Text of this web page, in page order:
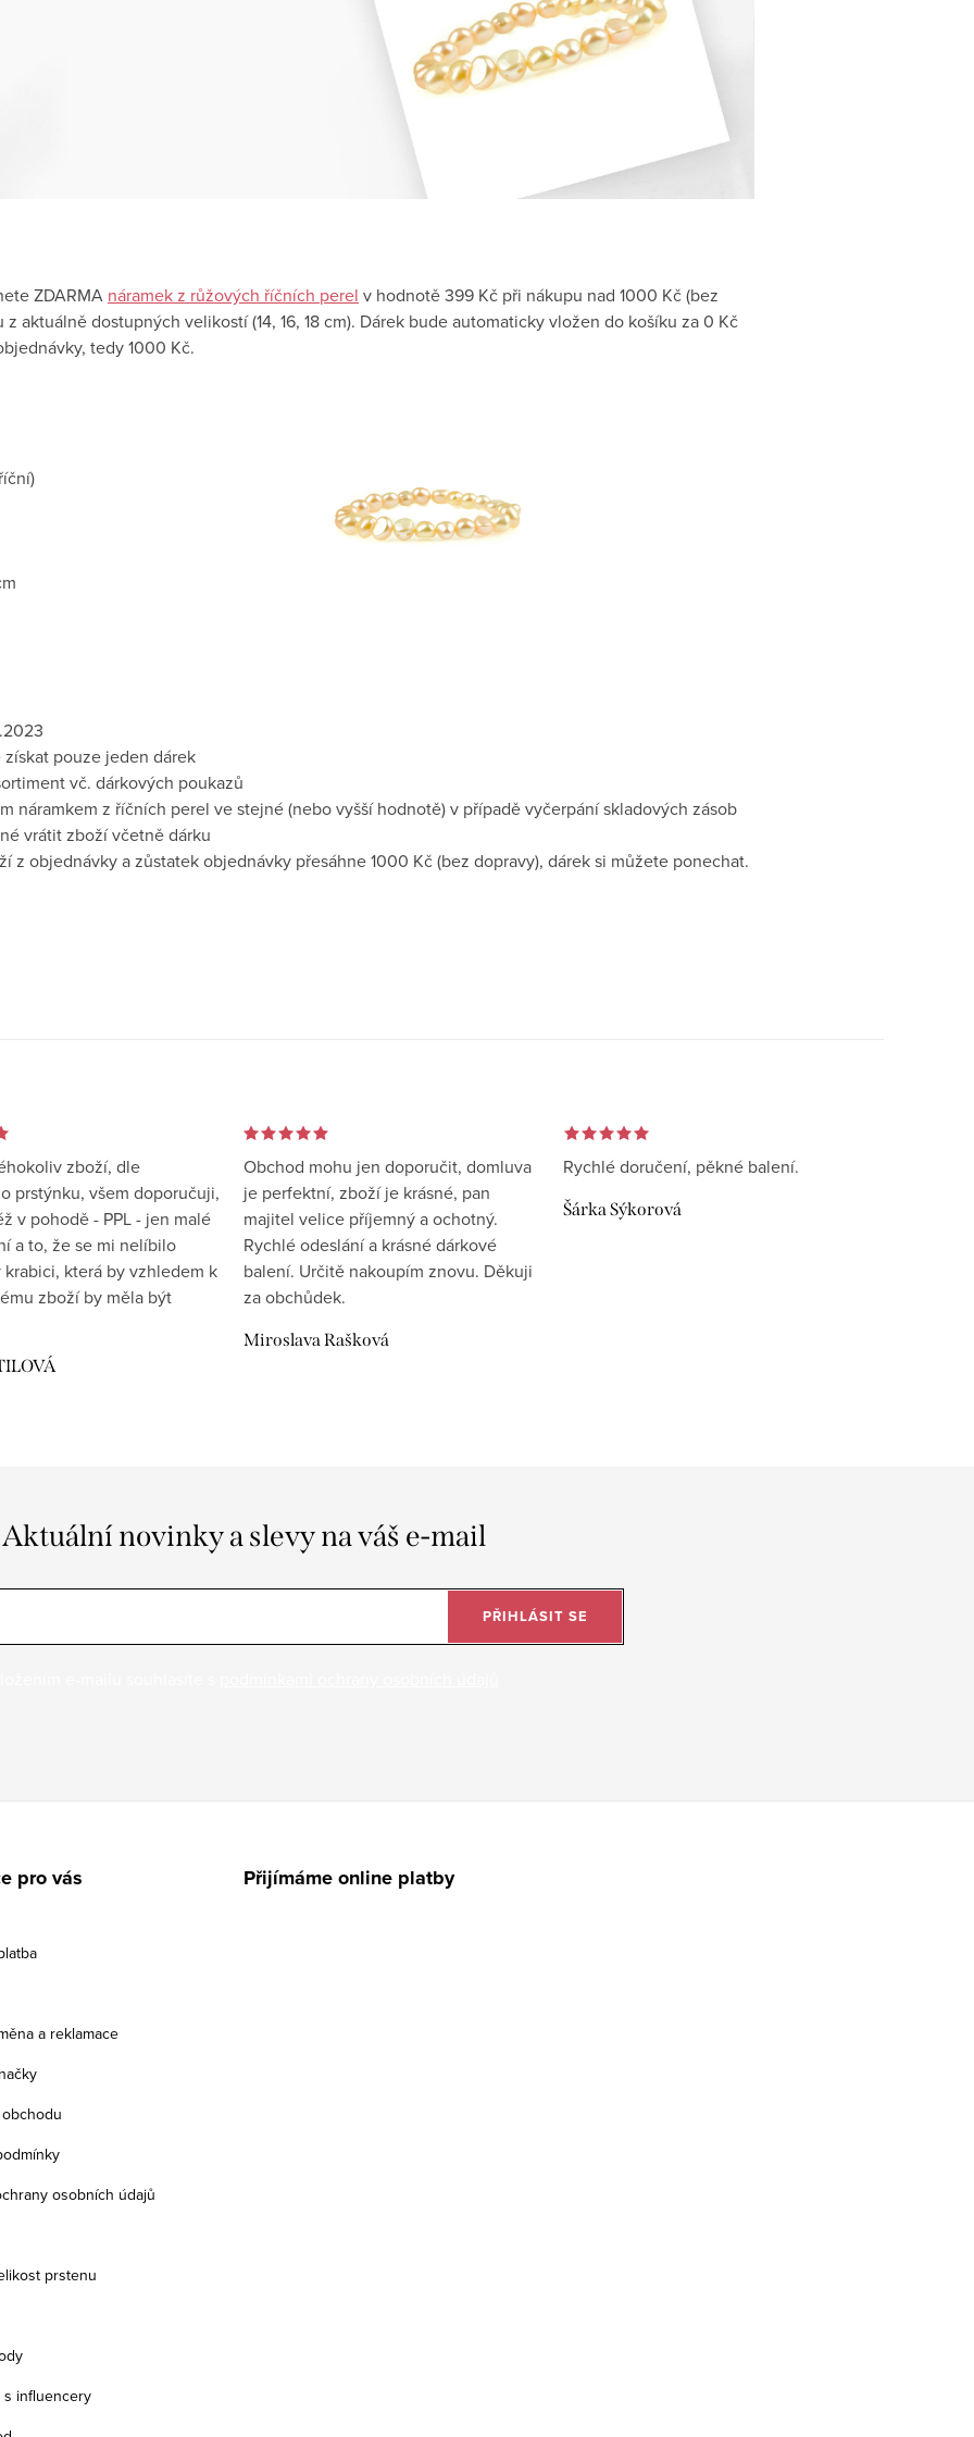
ZDARMA náramek z růžových říčních perel v hodnotě 399 Kč při nákupu nad 1000 Kč (bez
aktuálně dostupných velikostí (14, 16, 18 cm). Dárek bude automaticky vložen do košíku za 0 Kč
tedy 1000 Kč.
pouze jeden dárek
vč. dárkových poukazů
náramkem z říčních perel ve stejné (nebo vyšší hodnotě) v případě vyčerpání skladových zásob
vrátit zboží včetně dárku
z objednávky a zůstatek objednávky přesáhne 1000 Kč (bez dopravy), dárek si můžete ponechat.
zboží, dle
prstýnku, všem doporučuji,
v pohodě - PPL - jen malé
a to, že se mi nelíbilo
která by vzhledem k
zboží by měla být
Obchod mohu jen doporučit, domluva
je perfektní, zboží je krásné, pan
majitel velice příjemný a ochotný.
Rychlé odeslání a krásné dárkové
balení. Určitě nakoupím znovu. Děkuji
za obchůdek.
Miroslava Rašková
Rychlé doručení, pěkné balení.
Šárka Sýkorová
Aktuální novinky a slevy na váš e-mail
PŘIHLÁSIT SE
pro vás
a reklamace
osobních údajů
prstenu
influencery
Přijímáme online platby